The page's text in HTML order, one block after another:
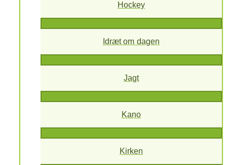
Hockey
Idræt om dagen
Jagt
Kano
Kirken